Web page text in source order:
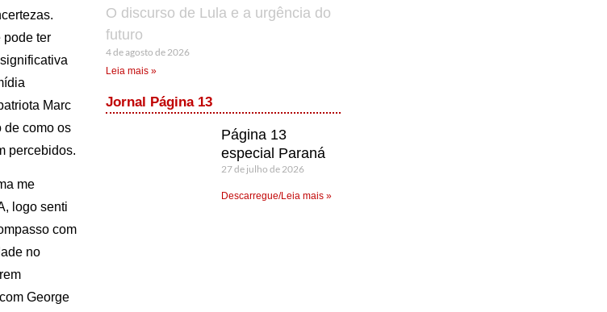
pode ter
Marc
de como os
percebidos.
me
logo senti
com
no
George
O discurso de Lula e a urgência do
futuro
4 de agosto de 2026
Leia mais »
Jornal Página 13
Página 13
especial Paraná
27 de julho de 2026
Descarregue/Leia mais »